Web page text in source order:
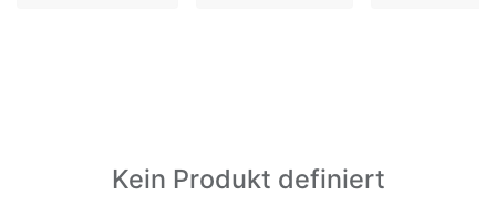
Kein Produkt definiert